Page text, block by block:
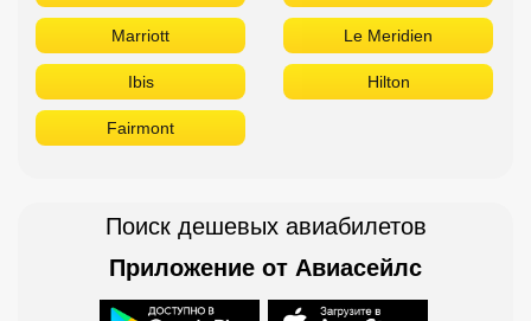
Marriott Le Meridien
Ibis Hilton
Fairmont
Поиск дешевых авиабилетов
Приложение от Авиасейлс